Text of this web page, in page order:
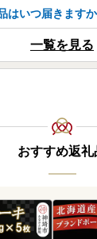
はいつ届きますか
一覧を見る
おすすめ返礼